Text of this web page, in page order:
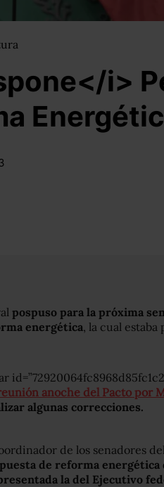
i>
pospuso para la próxima
energética, la cual estaba
anoche del Pacto por
algunas correcciones.
de los senadores
de reforma energética
la del Ejecutivo